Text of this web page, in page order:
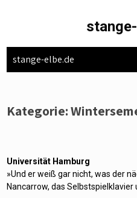
stange-elbe.de
Kategorie:
Universität Hamburg
»Und er weiß gar nicht, was der
Nancarrow, das